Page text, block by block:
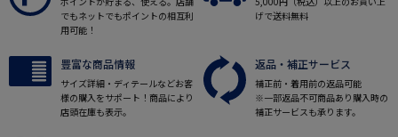
でもネットでもポイントの相互利
用可能！
げで送料無料
豊富な商品情報
サイズ詳細・ディテールなどお客
様の購入をサポート！商品により
店頭在庫も表示。
返品・補正サービス
補正前・着用前の返品可能
※一部返品不可商品あり購入時の
補正サービスも承ります。